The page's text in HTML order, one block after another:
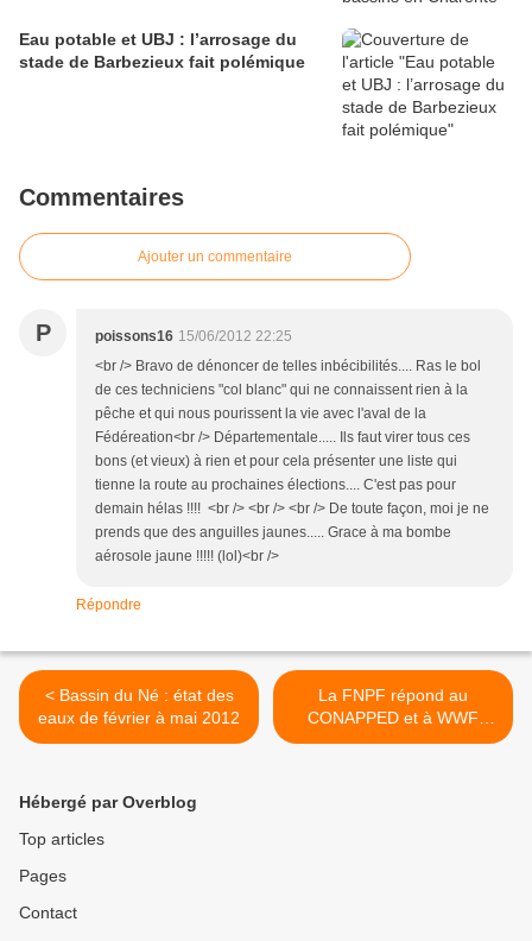
Eau potable et UBJ : l’arrosage du
stade de Barbezieux fait polémique
Commentaires
Ajouter un commentaire
P poissons16 15/06/2012 22:25
<br /> Bravo de dénoncer de telles inbécibilités.... Ras le bol
de ces techniciens "col blanc" qui ne connaissent rien à la
pêche et qui nous pourissent la vie avec l'aval de la
Fédéreation<br /> Départementale..... Ils faut virer tous ces
bons (et vieux) à rien et pour cela présenter une liste qui
tienne la route au prochaines élections.... C'est pas pour
demain hélas !!!! <br /> <br /> <br /> De toute façon, moi je ne
prends que des anguilles jaunes..... Grace à ma bombe
aérosole jaune !!!!! (lol)<br />
Répondre
< Bassin du Né : état des
eaux de février à mai 2012
La FNPF répond au
CONAPPED et à WWF
France ... >
Hébergé par Overblog
Top articles
Pages
Contact